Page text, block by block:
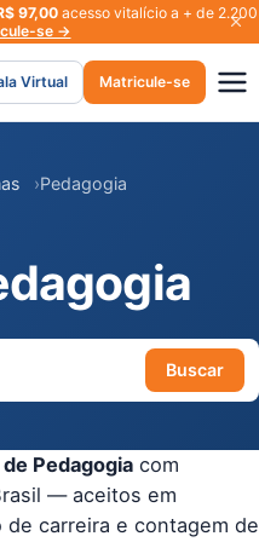
97,00acesso vitalício a + de 2.200
se →
Virtual Matricule-se
Pedagogia
Buscar
Pedagogia com
— aceitos em
carreira e contagem de